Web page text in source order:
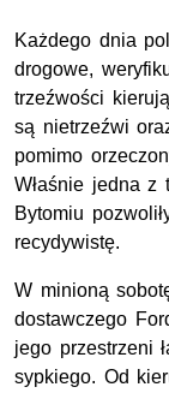
Każdego dnia
drogowe,
trzeźwości
są nietrzeźwi
pomimo
Właśnie jedna z
Bytomiu
recydywistę.
W minioną
dostawczego
jego przestrzeni
sypkiego. Od